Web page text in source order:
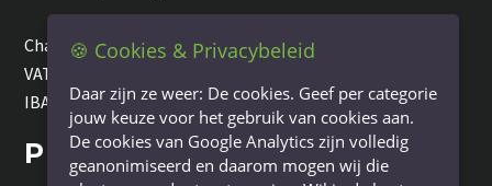
Chamber of Commerce number: 08226358
VAT. number: NL822446972B01
IBAN Account number: NL03RABO0396841066
Privacy conditions
🍪 Cookies & Privacybeleid
Daar zijn ze weer: De cookies. Geef per categorie
jouw keuze voor het gebruik van cookies aan.
De cookies van Google Analytics zijn volledig
geanonimiseerd en daarom mogen wij die